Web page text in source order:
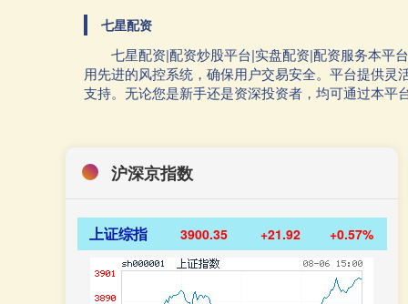
七星配资
七星配资|配资炒股平台|实盘配资|配资服务本平
用先进的风控系统，确保用户交易安全。平台提供
支持。无论您是新手还是资深投资者，均可通过本平
沪深京指数
上证综指 3900.35 +21.92 +0.57%